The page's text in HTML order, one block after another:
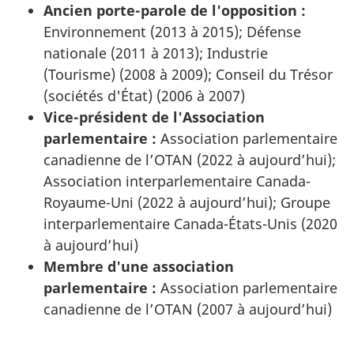
Ancien porte-parole de l'opposition :
Environnement (2013 à 2015); Défense
nationale (2011 à 2013); Industrie
(Tourisme) (2008 à 2009); Conseil du Trésor
(sociétés d'État) (2006 à 2007)
Vice-président de l'Association
parlementaire : Association parlementaire
canadienne de l’OTAN (2022 à aujourd’hui);
Association interparlementaire Canada-
Royaume-Uni (2022 à aujourd’hui); Groupe
interparlementaire Canada-États-Unis (2020
à aujourd’hui)
Membre d'une association
parlementaire : Association parlementaire
canadienne de l’OTAN (2007 à aujourd’hui)